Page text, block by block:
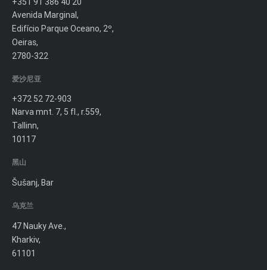
Avenida Marginal,
Edifício Parque Oceano, 2º,
Oeiras,
2780-322
爱沙尼亚
+372 52 72-903
Narva mnt. 7, 5 fl., r.559,
Tallinn,
10117
黑山
Šušanj, Bar
乌克兰
47 Nauky Ave.,
Kharkiv,
61101